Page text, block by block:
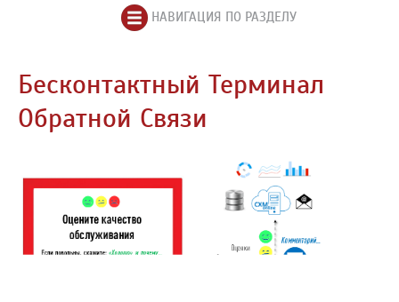
НАВИГАЦИЯ ПО РАЗДЕЛУ
Бесконтактный Терминал
Обратной Связи